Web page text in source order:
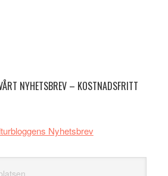
NYHETSBREV – KOSTNADSFRITT
Nyhetsbrev